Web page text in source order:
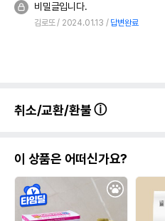
비밀글입니다.
김로또 2024.01.13 답변완료
취소/교환/환불
이 상품은 어떠신가요?